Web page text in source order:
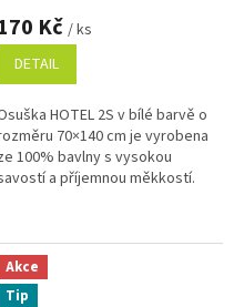
hodnocení
5,0
Kč/ ks
DETAIL
HOTEL 2S v bílé barvě o
70×140 cm je vyrobena
100% bavlny s vysokou
a příjemnou měkkostí.
Akce
Tip